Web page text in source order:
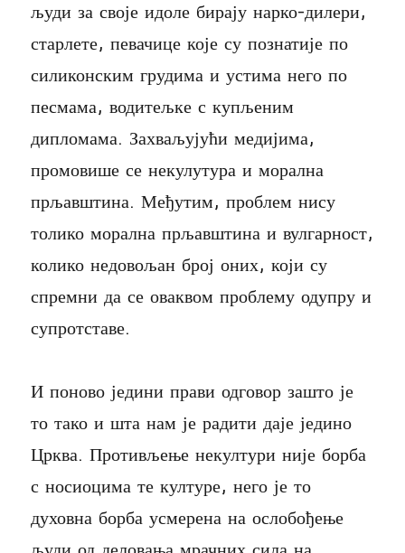
људи за своје идоле бирају нарко-дилери,
старлете, певачице које су познатије по
силиконским грудима и устима него по
песмама, водитељке с купљеним
дипломама. Захваљујући медијима,
промовише се некулутура и морална
прљавштина. Међутим, проблем нису
толико морална прљавштина и вулгарност,
колико недовољан број оних, који су
спремни да се оваквом проблему одупру и
супротставе.
И поново једини прави одговор зашто је
то тако и шта нам је радити даје једино
Црква. Противљење некултури није борба
с носиоцима те културе, него је то
духовна борба усмерена на ослобођење